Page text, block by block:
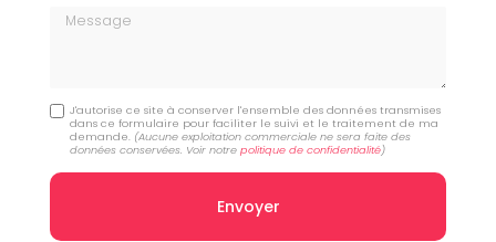
Message
J'autorise ce site à conserver l'ensemble des données transmises
dans ce formulaire pour faciliter le suivi et le traitement de ma
demande. (Aucune exploitation commerciale ne sera faite des
données conservées. Voir notrepolitique de confidentialité)